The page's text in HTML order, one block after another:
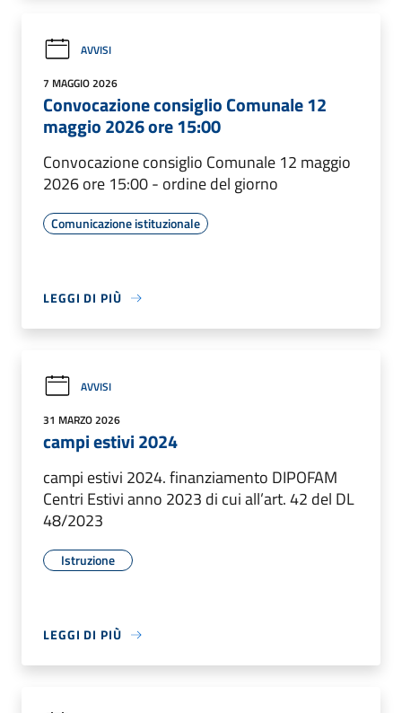
AVVISI
7 MAGGIO 2026
Convocazione consiglio Comunale 12
maggio 2026 ore 15:00
Convocazione consiglio Comunale 12 maggio
2026 ore 15:00 - ordine del giorno
Comunicazione istituzionale
LEGGI DI PIÙ
AVVISI
31 MARZO 2026
campi estivi 2024
campi estivi 2024. finanziamento DIPOFAM
Centri Estivi anno 2023 di cui all’art. 42 del DL
48/2023
Istruzione
LEGGI DI PIÙ